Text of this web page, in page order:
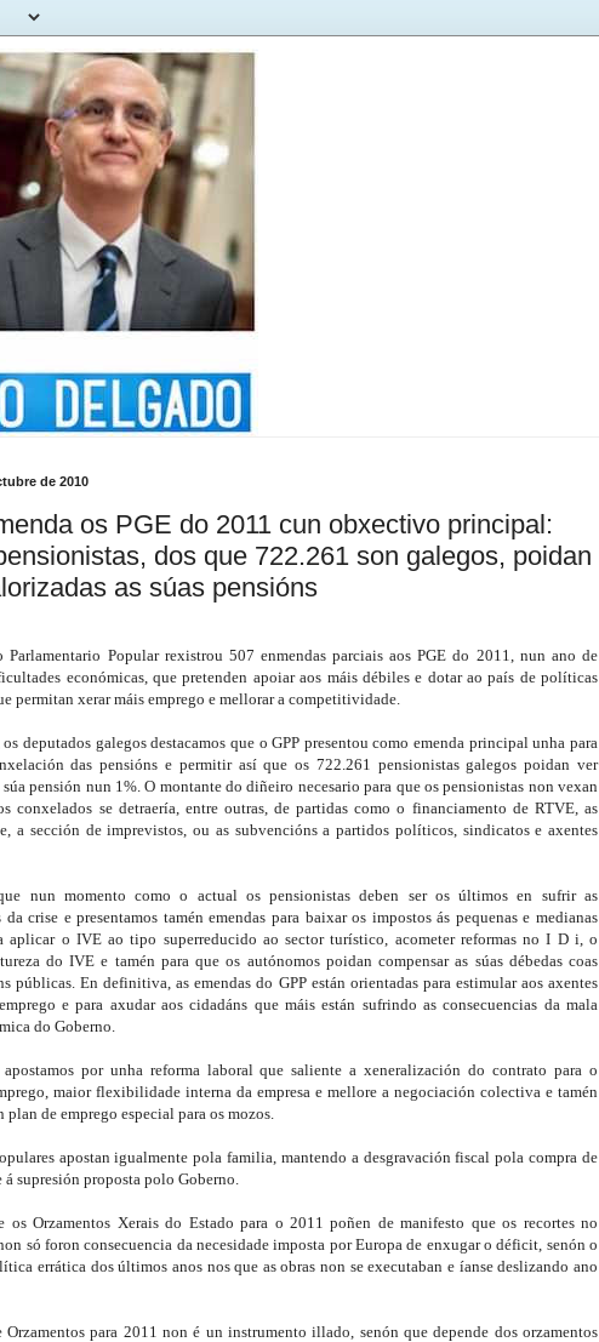
de 2010
os PGE do 2011 cun obxectivo principal:
dos que 722.261 son galegos, poidan
as súas pensións
Parlamentario Popular rexistrou 507 enmendas parciais aos PGE do 2011, nun ano de
económicas, que pretenden apoiar aos máis débiles e dotar ao país de políticas
permitan xerar máis emprego e mellorar a competitividade.
deputados galegos destacamos que o GPP presentou como emenda principal unha para
das pensións e permitir así que os 722.261 pensionistas galegos poidan ver
pensión nun 1%. O montante do diñeiro necesario para que os pensionistas non vexan
conxelados se detraería, entre outras, de partidas como o financiamento de RTVE, as
a sección de imprevistos, ou as subvencións a partidos políticos, sindicatos e axentes
nun momento como o actual os pensionistas deben ser os últimos en sufrir as
da crise e presentamos tamén emendas para baixar os impostos ás pequenas e medianas
aplicar o IVE ao tipo superreducido ao sector turístico, acometer reformas no I D i, o
do IVE e tamén para que os autónomos poidan compensar as súas débedas coas
públicas. En definitiva, as emendas do GPP están orientadas para estimular aos axentes
e para axudar aos cidadáns que máis están sufrindo as consecuencias da mala
do Goberno.
apostamos por unha reforma laboral que saliente a xeneralización do contrato para o
maior flexibilidade interna da empresa e mellore a negociación colectiva e tamén
plan de emprego especial para os mozos.
apostan igualmente pola familia, mantendo a desgravación fiscal pola compra de
supresión proposta polo Goberno.
os Orzamentos Xerais do Estado para o 2011 poñen de manifesto que os recortes no
só foron consecuencia da necesidade imposta por Europa de enxugar o déficit, senón o
errática dos últimos anos nos que as obras non se executaban e íanse deslizando ano
Orzamentos para 2011 non é un instrumento illado, senón que depende dos orzamentos